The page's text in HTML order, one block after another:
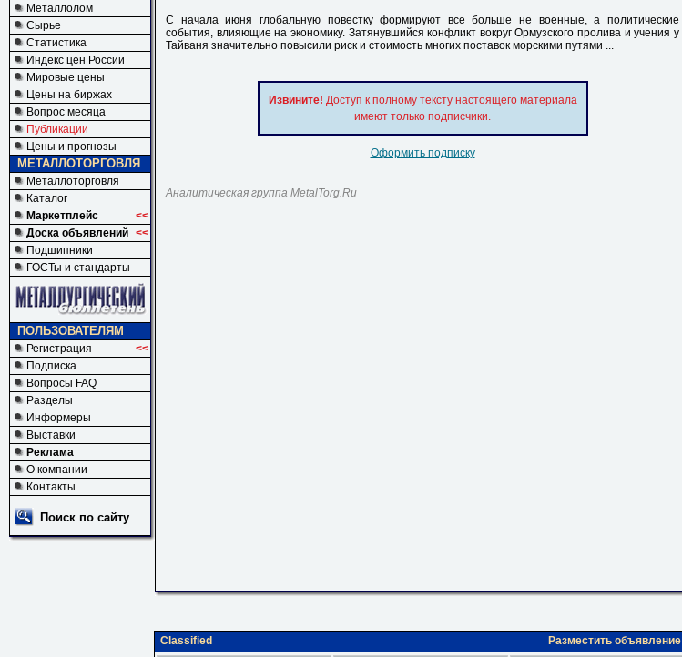
Металлолом
Сырье
Статистика
Индекс цен России
Мировые цены
Цены на биржах
Вопрос месяца
Публикации
Цены и прогнозы
МЕТАЛЛОТОРГОВЛЯ
Металлоторговля
Каталог
Маркетплейс
<<
Доска объявлений <<
Подшипники
ГОСТы и стандарты
ПОЛЬЗОВАТЕЛЯМ
Регистрация
<<
Подписка
Вопросы FAQ
Разделы
Информеры
Выставки
Реклама
О компании
Контакты
Поиск по сайту
С начала июня глобальную повестку формируют все больше не военные, а политические
события, влияющие на экономику. Затянувшийся конфликт вокруг Ормузского пролива и учения у
Тайваня значительно повысили риск и стоимость многих поставок морскими путями ...
Извините! Доступ к полному тексту настоящего материала
имеют только подписчики.
Оформить подписку
Аналитическая группа MetalTorg.Ru
Classified
Разместить объявление